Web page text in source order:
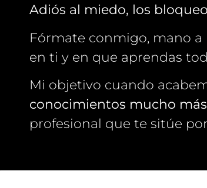
Adiós al miedo, los
Fórmate conmigo, mano a
en ti y en que aprendas
Mi objetivo cuando
conocimientos mucho
profesional que te sitúe